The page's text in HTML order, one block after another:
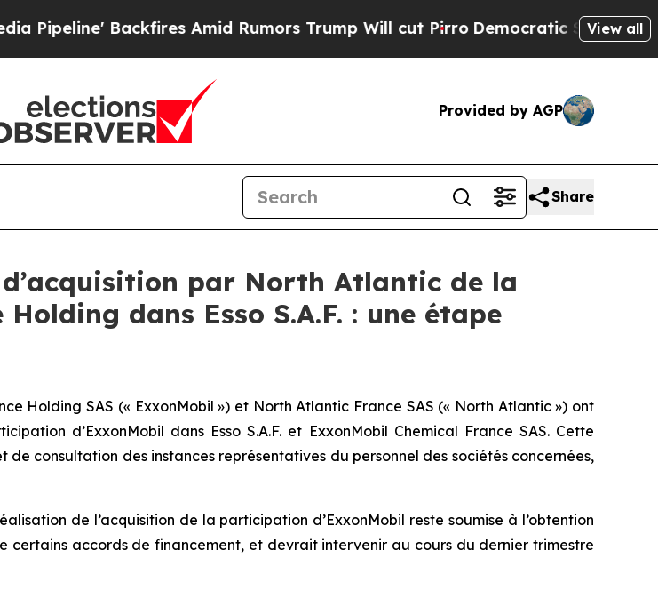
Backfires Amid Rumors Trump Will cut Pirro Democratic Socialists ofView all
Provided by AGP
Share
d’acquisition par North Atlantic de la
dans Esso S.A.F. : une étape
Holding SAS (« ExxonMobil ») et North Atlantic France SAS (« North Atlantic ») ont
d’ExxonMobil dans Esso S.A.F. et ExxonMobil Chemical France SAS. Cette
consultation des instances représentatives du personnel des sociétés concernées,
de l’acquisition de la participation d’ExxonMobil reste soumise à l’obtention
certains accords de financement, et devrait intervenir au cours du dernier trimestre